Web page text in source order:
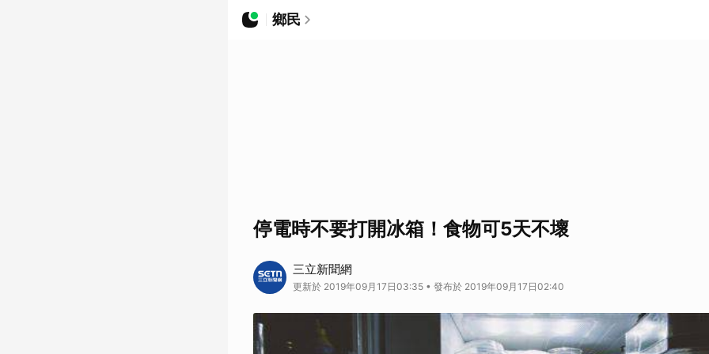
鄉民
停電時不要打開冰箱！食物可5天不壞
三立新聞網
更新於 2019年09月17日03:35 • 發布於 2019年09月17日02:40